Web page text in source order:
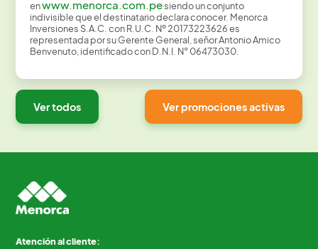
enwww.menorca.com.pesiendo un conjunto
indivisible que el destinatario declara conocer. Menorca
Inversiones S.A.C. con R.U.C. Nº 20173223626 es
representada por su Gerente General, señor Antonio Amico
Benvenuto, identificado con D.N.I. N° 06473030.
Ver todos Ver promociones activas
Atención al cliente: